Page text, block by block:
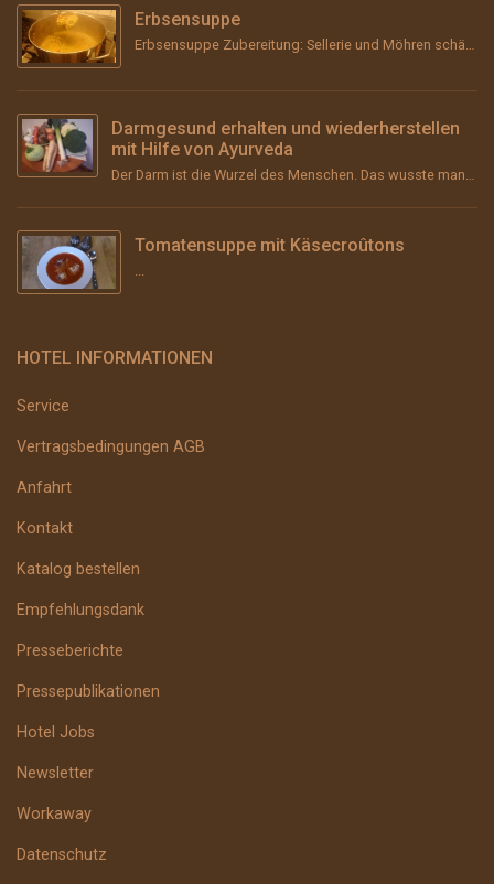
Erbsensuppe
Darmgesund erhalten und wiederherstellen
mit Hilfe von Ayurveda
Tomatensuppe mit Käsecroûtons
HOTEL INFORMATIONEN
Service
Vertragsbedingungen AGB
Anfahrt
Kontakt
Katalog bestellen
Empfehlungsdank
Presseberichte
Pressepublikationen
Hotel Jobs
Newsletter
Workaway
Datenschutz